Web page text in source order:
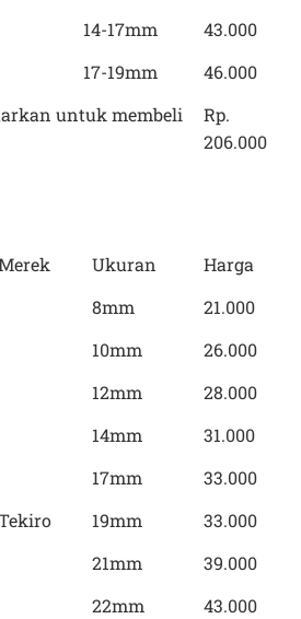
14-17mm
43.000
17-19mm
46.000
untuk membeli
Rp.
206.000
Ukuran Harga
8mm
21.000
10mm
26.000
12mm
28.000
14mm
31.000
17mm
33.000
19mm
33.000
21mm
39.000
22mm
43.000